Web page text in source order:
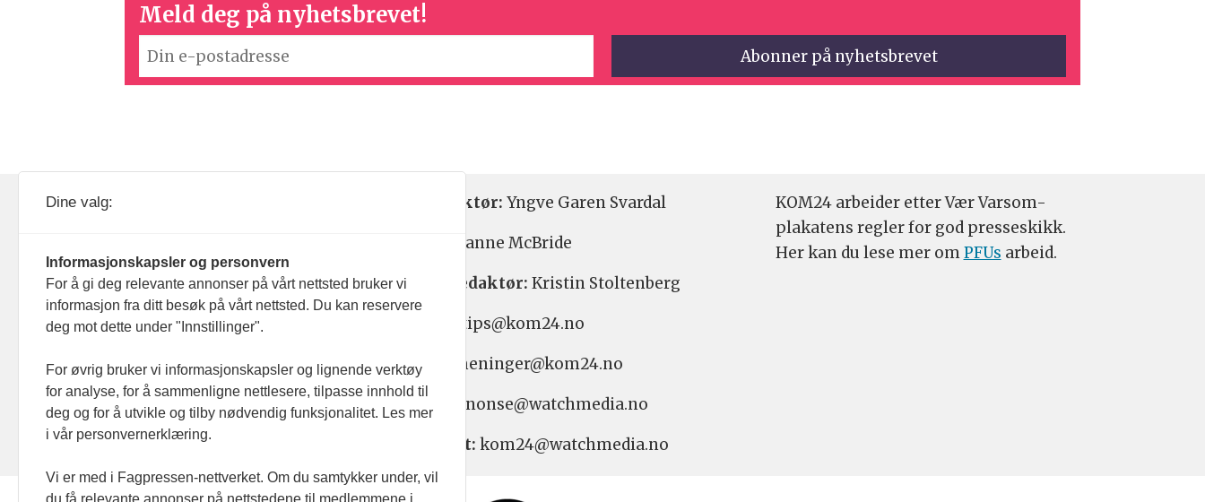
Meld deg på nyhetsbrevet!
093 182
Nyhetsredaktør: Yngve Garen Svardal
Hanne McBride
Ansvarlig redaktør: Kristin Stoltenberg
Nyhetstips: tips@kom24.no
Meninger: meninger@kom24.no
Annonse: annonse@watchmedia.no
Abonnement: kom24@watchmedia.no
KOM24 arbeider etter Vær Varsom-
plakatens regler for god presseskikk.
Her kan du lese mer omPFUs arbeid.
Dine valg:
Informasjonskapsler og personvern
For å gi deg relevante annonser på vårt nettsted bruker vi
informasjon fra ditt besøk på vårt nettsted. Du kan reservere
deg mot dette under "Innstillinger".
For øvrig bruker vi informasjonskapsler og lignende verktøy
for analyse, for å sammenligne nettlesere, tilpasse innhold til
deg og for å utvikle og tilby nødvendig funksjonalitet. Les mer
i vår personvernerklæring.
Vi er med i Fagpressen-nettverket. Om du samtykker under, vil
du få relevante annonser på nettstedene til medlemmene i